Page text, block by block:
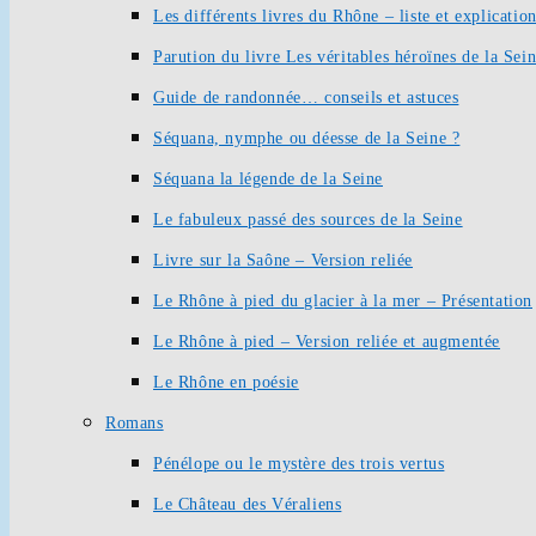
Les différents livres du Rhône – liste et
Parution du livre Les véritables héroïnes de la
Guide de randonnée… conseils et astuces
Séquana, nymphe ou déesse de la Seine ?
Séquana la légende de la Seine
Le fabuleux passé des sources de la Seine
Livre sur la Saône – Version reliée
Le Rhône à pied du glacier à la mer – Présentation
Le Rhône à pied – Version reliée et augmentée
Le Rhône en poésie
Romans
Pénélope ou le mystère des trois vertus
Le Château des Véraliens